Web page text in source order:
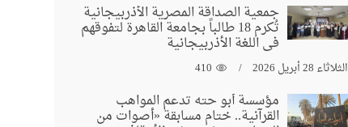
جمعية الصداقة المصرية الأذربيجانية
تُكرم 18 طالباً بجامعة القاهرة لتفوقهم
في اللغة الأذربيجانية
الثلاثاء 28 أبريل 2026 410
مؤسسة أبو حته تدعم المواهب
القرآنية.. ختام مسابقة «أصوات من